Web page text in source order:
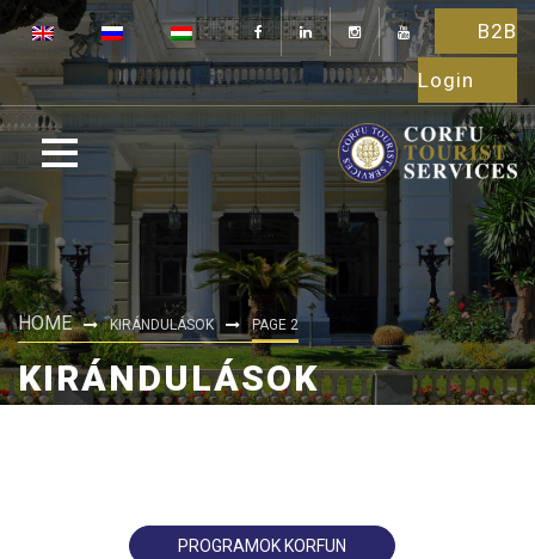
B2B
Login
HOME KIRÁNDULÁSOK PAGE 2
KIRÁNDULÁSOK
PROGRAMOK KORFUN